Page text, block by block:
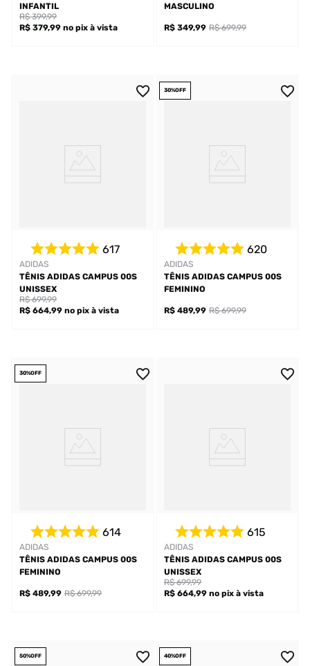
INFANTIL
R$ 379,99 no pix à vista
R$ 399,99
MASCULINO
R$ 349,99 R$ 699,99
ADIDAS
617
TÊNIS ADIDAS CAMPUS 00S
UNISSEX
R$ 664,99 no pix à vista
R$ 699,99
30%OFF
ADIDAS
620
TÊNIS ADIDAS CAMPUS 00S
FEMININO
R$ 489,99 R$ 699,99
30%OFF
ADIDAS
614
TÊNIS ADIDAS CAMPUS 00S
FEMININO
R$ 489,99 R$ 699,99
ADIDAS
615
TÊNIS ADIDAS CAMPUS 00S
UNISSEX
R$ 664,99 no pix à vista
R$ 699,99
50%OFF 40%OFF